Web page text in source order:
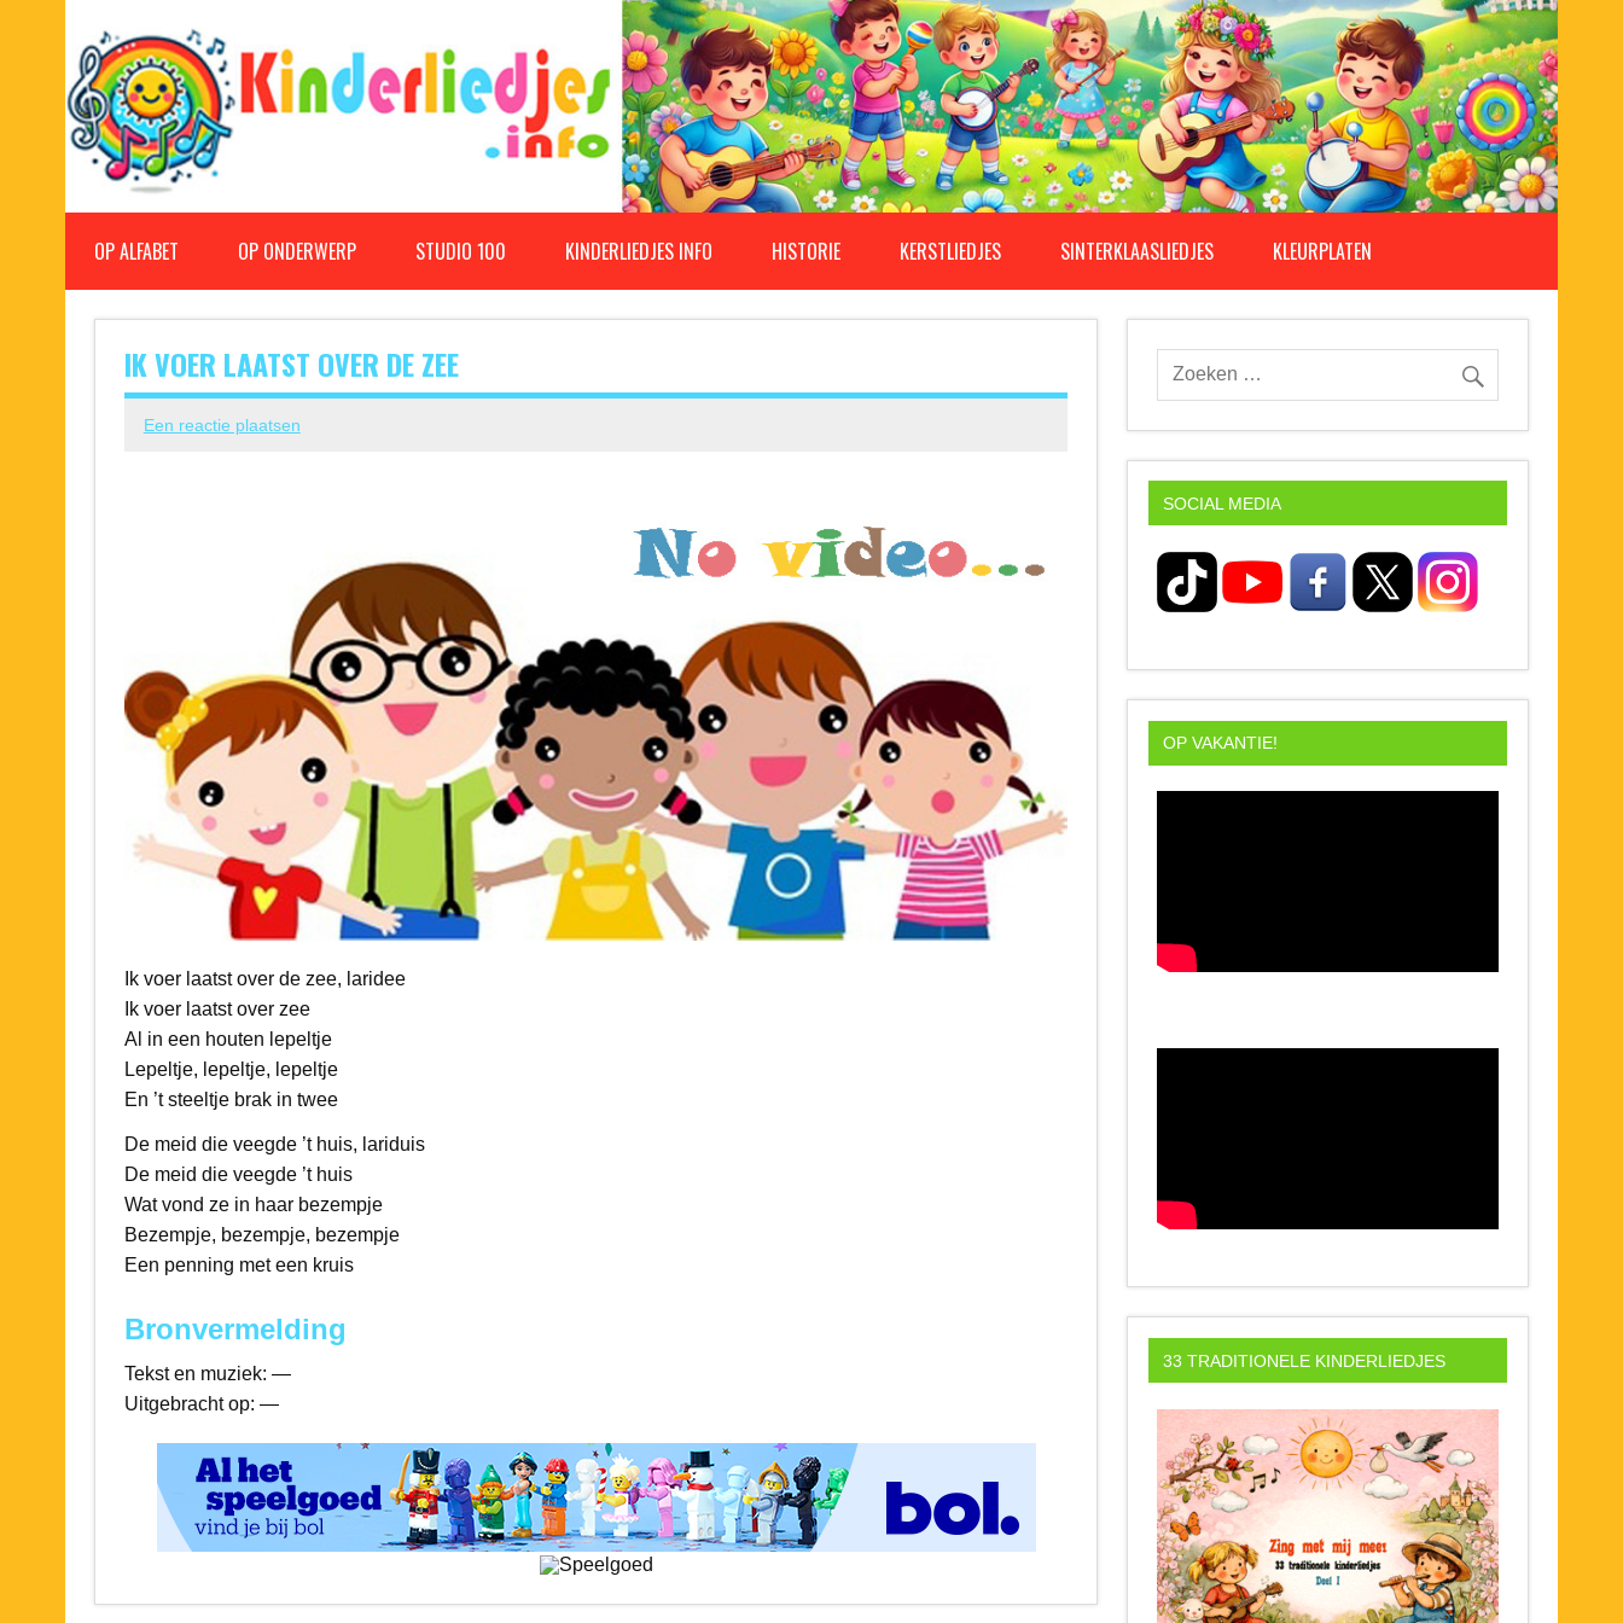
Kinderliedjes
OP ALFABET OP ONDERWERP STUDIO 100 KINDERLIEDJES INFO HISTORIE KERSTLIEDJES SINTERKLAASLIEDJES KLEURPLATEN
IK VOER LAATST OVER DE ZEE
Een reactie plaatsen
Ik voer laatst over de zee, laridee
Ik voer laatst over zee
Al in een houten lepeltje
Lepeltje, lepeltje, lepeltje
En ’t steeltje brak in twee
De meid die veegde ’t huis, lariduis
De meid die veegde ’t huis
Wat vond ze in haar bezempje
Bezempje, bezempje, bezempje
Een penning met een kruis
Bronvermelding
Tekst en muziek: —
Uitgebracht op: —
SOCIAL MEDIA
OP VAKANTIE!
33 TRADITIONELE KINDERLIEDJES